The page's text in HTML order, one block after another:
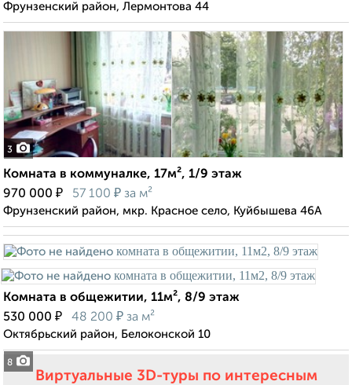
Фрунзенский район, Лермонтова 44
3
Комната в коммуналке, 17м², 1/9 этаж
970 000 ₽ 57 100 ₽ за м²
Фрунзенский район, мкр. Красное село, Куйбышева 46А
8
Комната в общежитии, 11м², 8/9 этаж
530 000 ₽ 48 200 ₽ за м²
Октябрьский район, Белоконской 10
Виртуальные 3D-туры по интересным